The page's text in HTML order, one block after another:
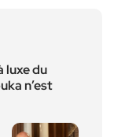
luxe du
n’est